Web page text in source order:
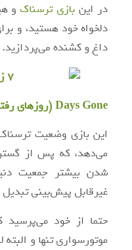
در این بازی ترسناکو
دلخواه خود هستید، و
داغ و کشنده می‌پردازید.
Days Gone (روزهای رفته)
این بازی وضعیت
می‌دهد، که پس از
شدن بیشتر جمعیت
غیرقابل پیش‌بینی
حتما از خود
موتور‌سواری تنها و